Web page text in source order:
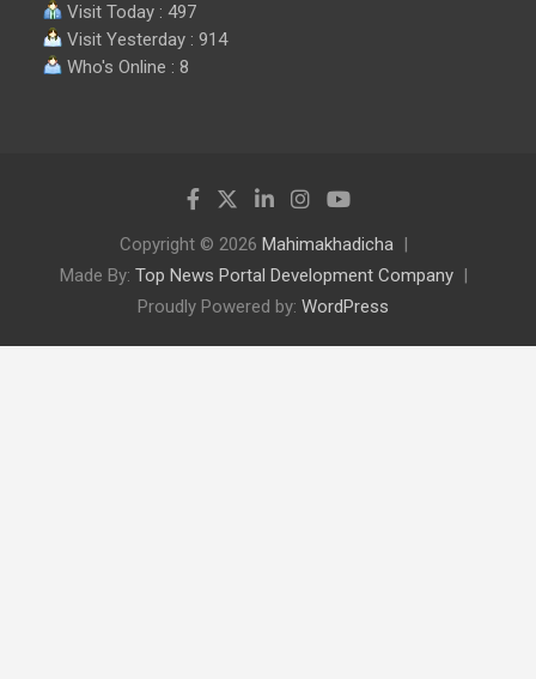
Visit Today : 497
Visit Yesterday : 914
Who's Online : 8
Copyright © 2026 Mahimakhadicha
Made By: Top News Portal Development Company
Proudly Powered by: WordPress